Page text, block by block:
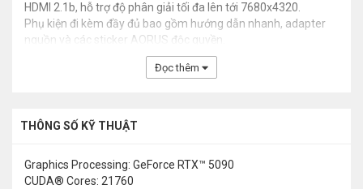
HDMI 2.1b, hỗ trợ độ phân giải tối đa lên tới 7680x4320.
Phụ kiện đi kèm đầy đủ bao gồm hướng dẫn nhanh, adapter
nguồn và các sticker AORUS độc quyền.
Đọc thêm
THÔNG SỐ KỸ THUẬT
Graphics Processing: GeForce RTX™ 5090
CUDA® Cores: 21760